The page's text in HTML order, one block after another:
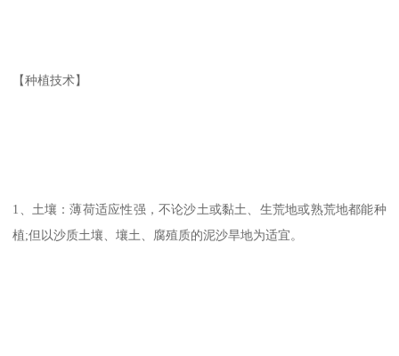
【种植技术】
1、土壤：薄荷适应性强，不论沙土或黏土、生荒地或熟荒地都能种
植;但以沙质土壤、壤土、腐殖质的泥沙旱地为适宜。